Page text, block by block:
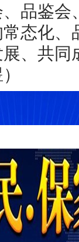
品鉴
态化
、共同